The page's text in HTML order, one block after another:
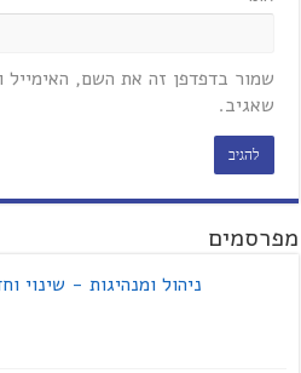
שמור בדפדפן זה את השם,
שאגיב.
מפרסמים
ניהול ומנהיגות - שינוי